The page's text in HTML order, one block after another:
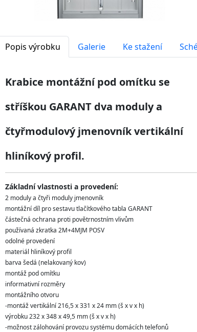
Popis výrobku Galerie Ke stažení
Krabice montážní pod omítku se
stříškou GARANT dva moduly a
čtyřmodulový jmenovník vertikální
hliníkový profil.
Základní vlastnosti a provedení:
2 moduly a čtyři moduly jmenovník
montážní díl pro sestavu tlačítkového tabla GARANT
částečná ochrana proti povětrnostním vlivům
používaná zkratka 2M+4MJM POSV
odolné provedení
materiál hliníkový profil
barva šedá (nelakovaný kov)
montáž pod omítku
informativní rozměry
montážního otvoru
-montáž vertikální 216,5 x 331 x 24 mm (š x v x h)
výrobku 232 x 348 x 49,5 mm (š x v x h)
-možnost zálohování provozu systému domácích telefonů